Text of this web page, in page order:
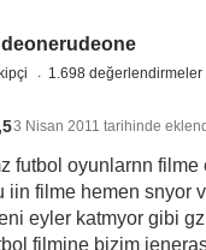
1.698 değerlendirmeler
3 Nisan 2011 tarihinde
futbol oyunlarnn
iin filme hemen snyor
eyler katmyor gibi
filmine bizim